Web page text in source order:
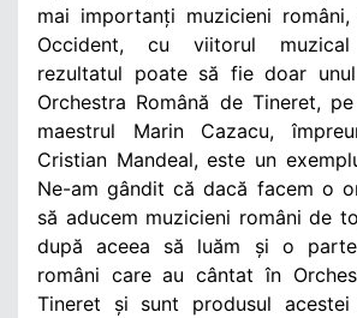
mai importanți muzicieni
Occident, cu viitorul
rezultatul poate să fie doar
Orchestra Română de Tineret,
maestrul Marin Cazacu,
Cristian Mandeal, este un
Ne-am gândit că dacă facem o
să aducem muzicieni români de
după aceea să luăm și o
români care au cântat în
Tineret și sunt produsul